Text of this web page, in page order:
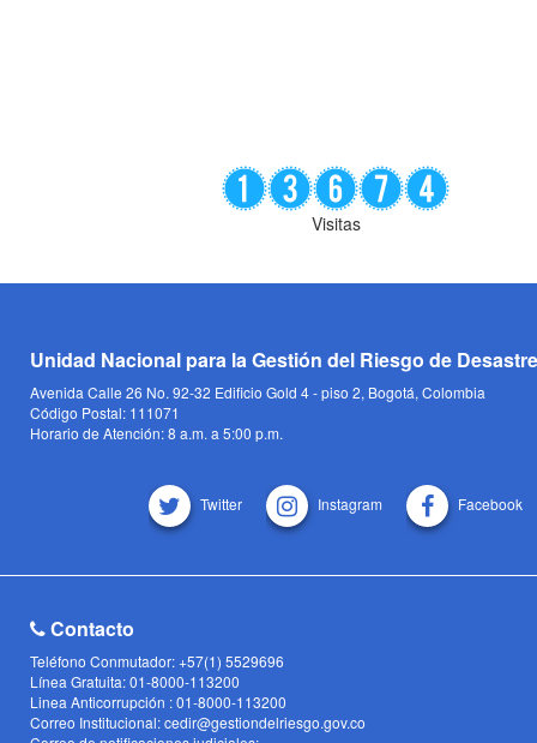
Visitas
Unidad Nacional para la Gestión del Riesgo de
Avenida Calle 26 No. 92-32 Edificio Gold 4 - piso 2, Bogotá, Colombia
Código Postal: 111071
Horario de Atención: 8 a.m. a 5:00 p.m.
Twitter Instagram Facebook
Contacto
Teléfono Conmutador: +57(1) 5529696
Línea Gratuita: 01-8000-113200
Linea Anticorrupción : 01-8000-113200
Correo Institucional: cedir@gestiondelriesgo.gov.co